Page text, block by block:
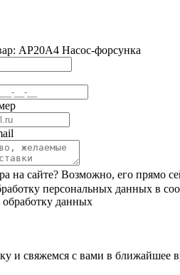
AP20A4 Насос-форсунка
на сайте? Возможно, его прямо
персональных данных в
обработку данных
и свяжемся с вами в ближайшее